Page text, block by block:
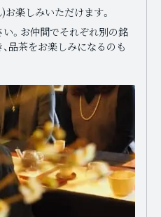
楽しみいただけます。
。お仲間でそれぞれ別の銘
品茶をお楽しみになるのも